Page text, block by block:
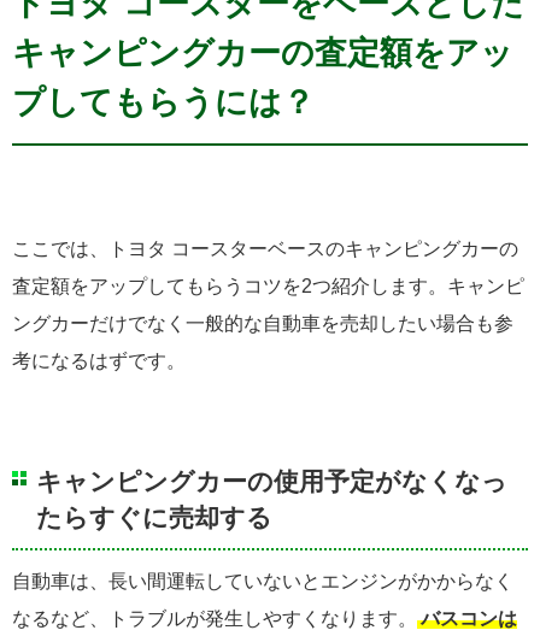
キャンピングカーの査定額をアッ
プしてもらうには？
ここでは、トヨタ コースターベースのキャンピングカーの
査定額をアップしてもらうコツを2つ紹介します。キャンピ
ングカーだけでなく一般的な自動車を売却したい場合も参
考になるはずです。
キャンピングカーの使用予定がなくなっ
たらすぐに売却する
自動車は、長い間運転していないとエンジンがかからなく
なるなど、トラブルが発生しやすくなります。
バスコンは